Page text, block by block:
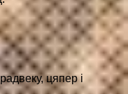
цяпер і